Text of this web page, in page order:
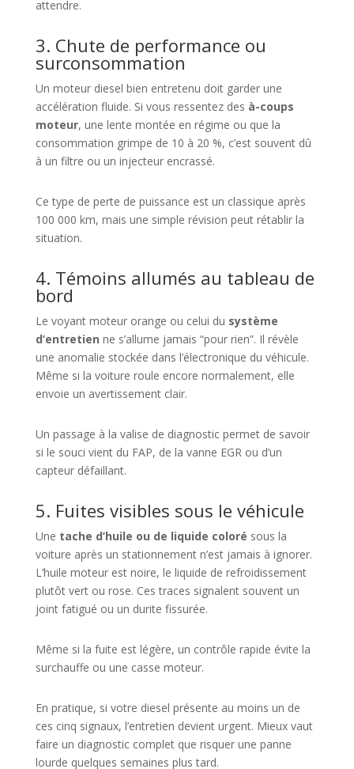
attendre.
3. Chute de performance ou
surconsommation
Un moteur diesel bien entretenu doit garder une
accélération fluide. Si vous ressentez des à-coups
moteur, une lente montée en régime ou que la
consommation grimpe de 10 à 20 %, c’est souvent dû
à un filtre ou un injecteur encrassé.
Ce type de perte de puissance est un classique après
100 000 km, mais une simple révision peut rétablir la
situation.
4. Témoins allumés au tableau de
bord
Le voyant moteur orange ou celui du système
d’entretien ne s’allume jamais “pour rien”. Il révèle
une anomalie stockée dans l’électronique du véhicule.
Même si la voiture roule encore normalement, elle
envoie un avertissement clair.
Un passage à la valise de diagnostic permet de savoir
si le souci vient du FAP, de la vanne EGR ou d’un
capteur défaillant.
5. Fuites visibles sous le véhicule
Une tache d’huile ou de liquide coloré sous la
voiture après un stationnement n’est jamais à ignorer.
L’huile moteur est noire, le liquide de refroidissement
plutôt vert ou rose. Ces traces signalent souvent un
joint fatigué ou un durite fissurée.
Même si la fuite est légère, un contrôle rapide évite la
surchauffe ou une casse moteur.
En pratique, si votre diesel présente au moins un de
ces cinq signaux, l’entretien devient urgent. Mieux vaut
faire un diagnostic complet que risquer une panne
lourde quelques semaines plus tard.